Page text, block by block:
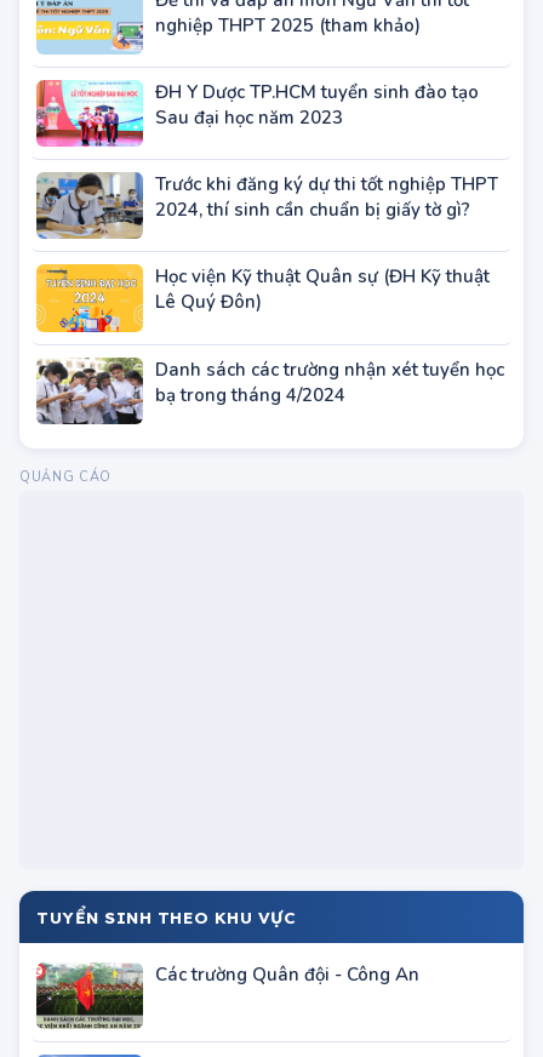
Đề thi và đáp án môn Ngữ Văn thi tốt
ĐH Y Dược TP.HCM tuyển sinh đào tạo
Trước khi đăng ký dự thi tốt nghiệp THPT
Học viện Kỹ thuật Quân sự (ĐH Kỹ thuật
Danh sách các trường nhận xét tuyển học
TUYỂN SINH THEO KHU VỰC